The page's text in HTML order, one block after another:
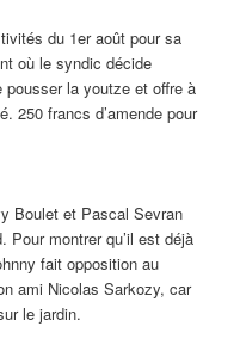
du 1er août pour sa
où le syndic décide
pousser la youtze et offre à
250 francs d’amende pour
Boulet et Pascal Sevran
Pour montrer qu’il est déjà
fait opposition au
ami Nicolas Sarkozy, car
le jardin.